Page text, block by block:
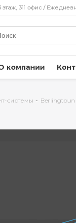
этаж, 311 офис /
компании
системы - Berlingtoun